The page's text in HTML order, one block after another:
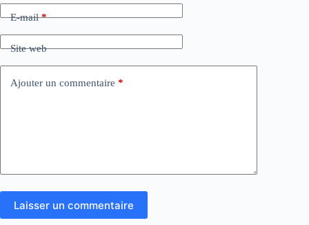
E-mail*
Site web
Ajouter un commentaire *
Laisser un commentaire